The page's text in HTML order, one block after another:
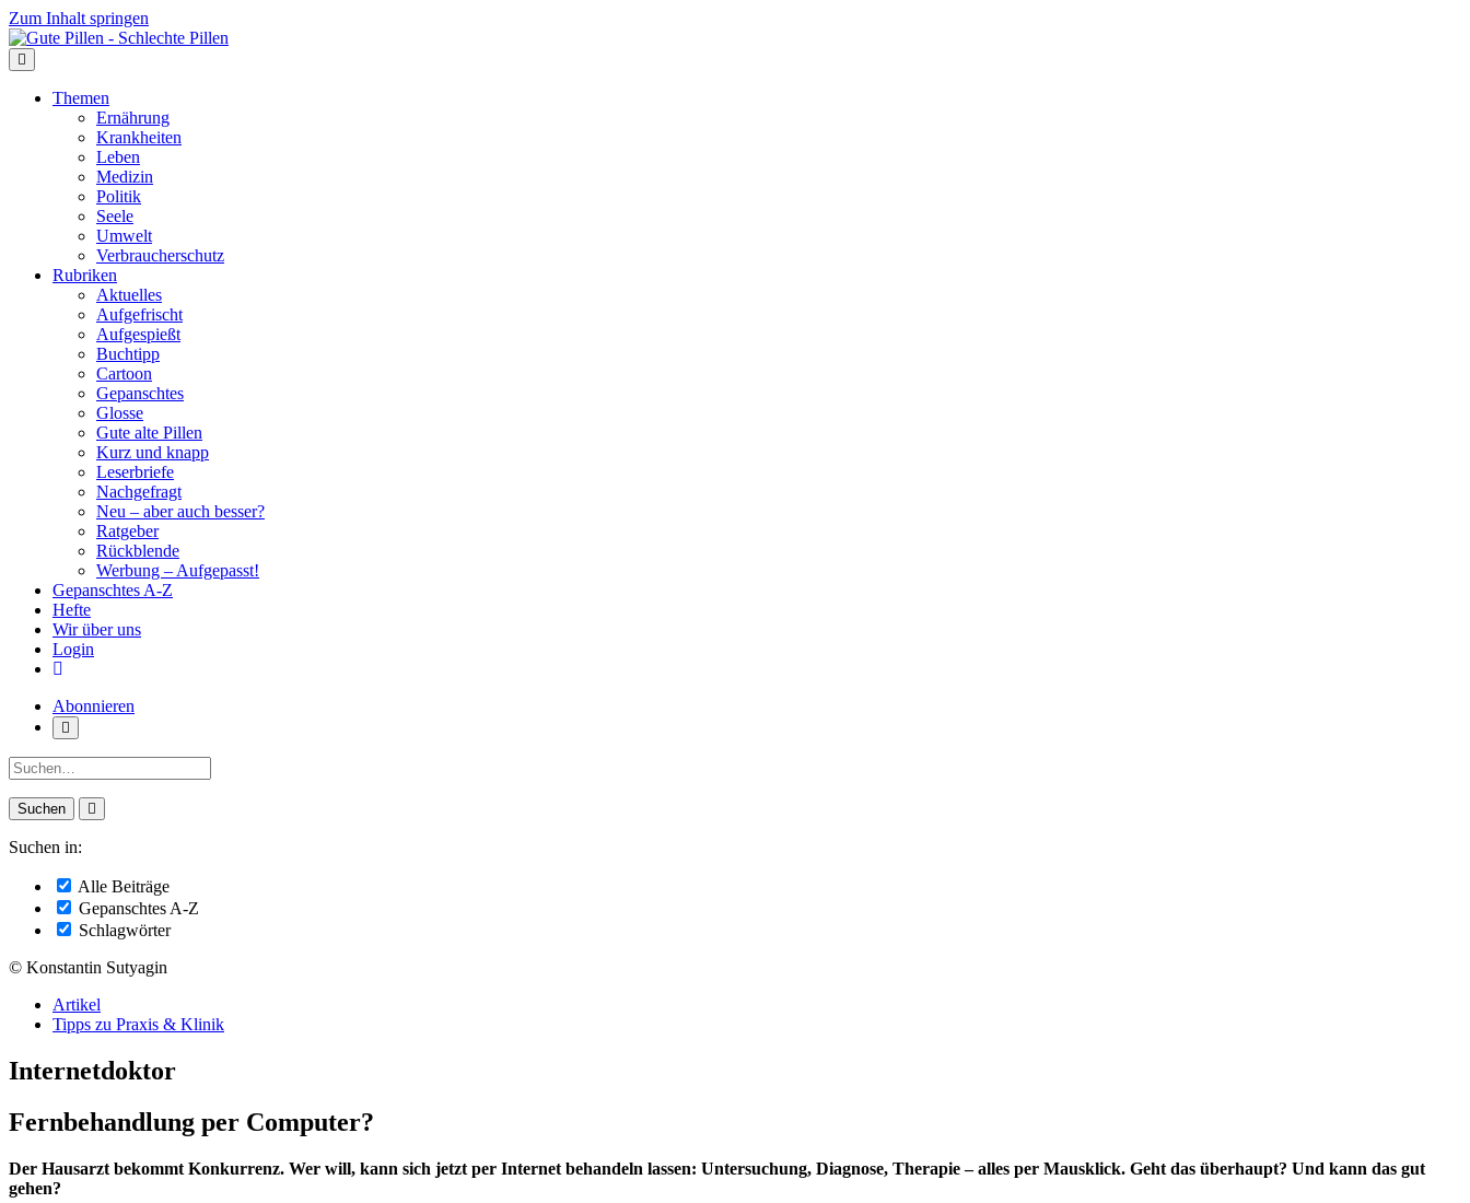
Zum Inhalt springen
Themen
Ernährung
Krankheiten
Leben
Medizin
Politik
Seele
Umwelt
Verbraucherschutz
Rubriken
Aktuelles
Aufgefrischt
Aufgespießt
Buchtipp
Cartoon
Gepanschtes
Glosse
Gute alte Pillen
Kurz und knapp
Leserbriefe
Nachgefragt
Neu – aber auch besser?
Ratgeber
Rückblende
Werbung – Aufgepasst!
Gepanschtes A-Z
Hefte
Wir über uns
Login
Abonnieren
Suche:
Suchen in:
Alle Beiträge
Gepanschtes A-Z
Schlagwörter
© Konstantin Sutyagin
Artikel
Tipps zu Praxis & Klinik
Internetdoktor
Fernbehandlung per Computer?
Der Hausarzt bekommt Konkurrenz. Wer will, kann sich jetzt per Internet behandeln lassen: Untersuchung, Diagnose, Therapie – alles per Mausklick. Geht das überhaupt? Und kann das gut
gehen?